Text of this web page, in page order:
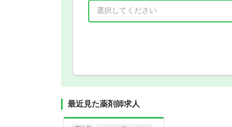
年 3月
最近見た薬剤師求人